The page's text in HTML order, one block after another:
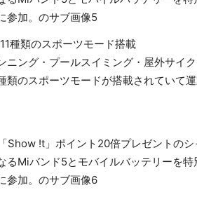
種類のスポーツモード搭載
ニング・プールスイミング・屋外サイ
類のスポーツモードが搭載されていて